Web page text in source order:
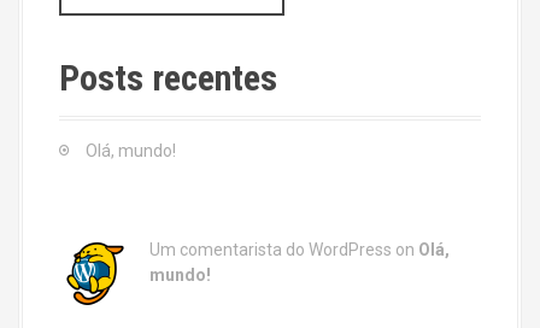
a
c
h
Posts recentes
Olá, mundo!
Um comentarista do WordPress on Olá,
mundo!